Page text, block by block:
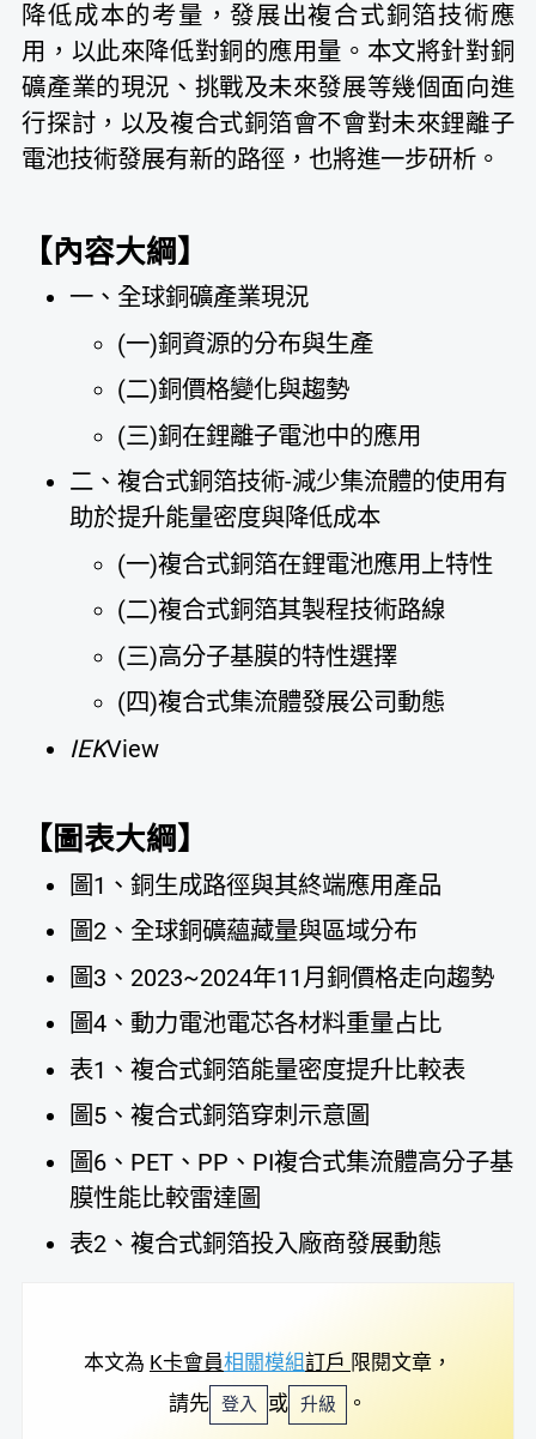
降低成本的考量，發展出複合式銅箔技術應
用，以此來降低對銅的應用量。本文將針對銅
礦產業的現況、挑戰及未來發展等幾個面向進
行探討，以及複合式銅箔會不會對未來鋰離子
電池技術發展有新的路徑，也將進一步研析。
【內容大綱】
一、全球銅礦產業現況
(一)銅資源的分布與生產
(二)銅價格變化與趨勢
(三)銅在鋰離子電池中的應用
二、複合式銅箔技術-減少集流體的使用有
助於提升能量密度與降低成本
(一)複合式銅箔在鋰電池應用上特性
(二)複合式銅箔其製程技術路線
(三)高分子基膜的特性選擇
(四)複合式集流體發展公司動態
IEKView
【圖表大綱】
圖1、銅生成路徑與其終端應用產品
圖2、全球銅礦蘊藏量與區域分布
圖3、2023~2024年11月銅價格走向趨勢
圖4、動力電池電芯各材料重量占比
表1、複合式銅箔能量密度提升比較表
圖5、複合式銅箔穿刺示意圖
圖6、PET、PP、PI複合式集流體高分子基
膜性能比較雷達圖
表2、複合式銅箔投入廠商發展動態
本文為 K卡會員相關模組訂戶 限閱文章，
請先 登入 或 升級 。